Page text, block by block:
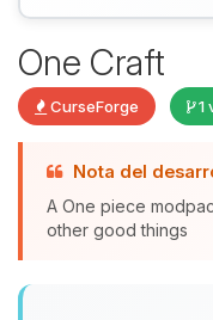
One Craft
CurseForge 1
Nota del
A One piece
other good things
Yupi, por
hablar!
asistente